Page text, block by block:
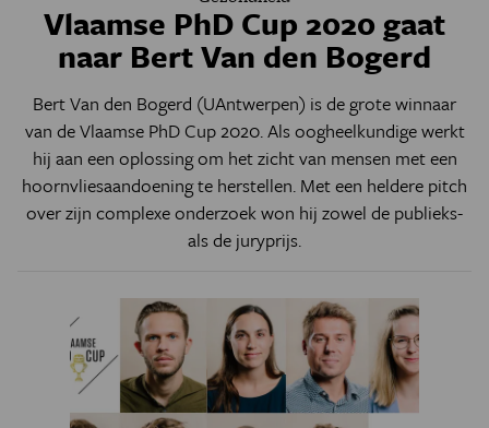
Vlaamse PhD Cup 2020 gaat
naar Bert Van den Bogerd
Bert Van den Bogerd (UAntwerpen) is de grote winnaar
van de Vlaamse PhD Cup 2020. Als oogheelkundige werkt
hij aan een oplossing om het zicht van mensen met een
hoornvliesaandoening te herstellen. Met een heldere pitch
over zijn complexe onderzoek won hij zowel de publieks-
als de juryprijs.